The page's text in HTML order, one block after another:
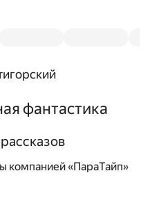
фантастика
компанией «ПараТайп»